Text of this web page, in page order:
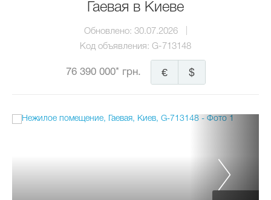
Гаевая в Киеве
Обновлено: 30.07.2026
Код объявления: G-713148
76 390 000* грн. $
€